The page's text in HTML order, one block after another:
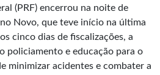
(PRF) encerrou na noite de
Novo, que teve início na última
cinco dias de fiscalizações, a
policiamento e educação para o
minimizar acidentes e combater a